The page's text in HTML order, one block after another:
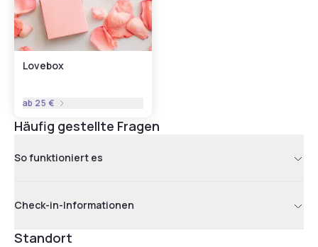
Lovebox
ab 25 €
Häufig gestellte Fragen
So funktioniert es
Check-in-Informationen
Standort